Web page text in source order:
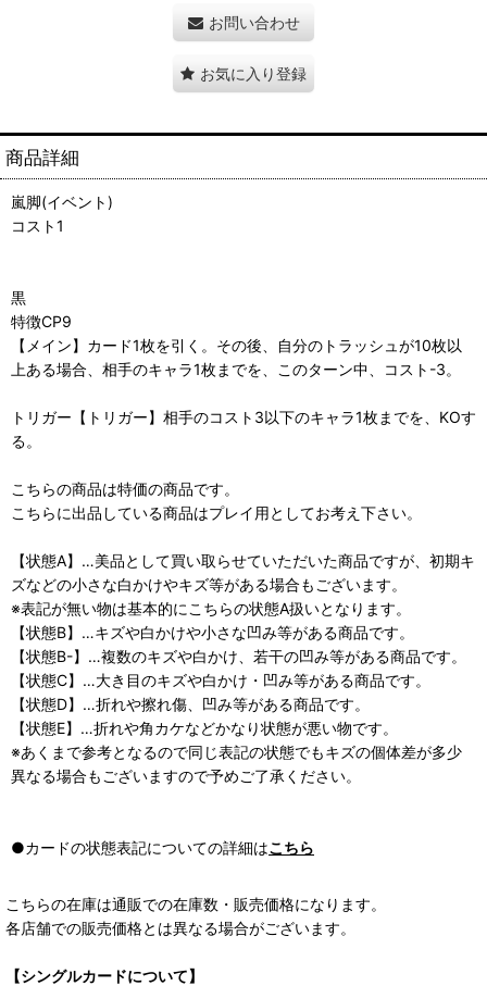
お問い合わせ
お気に入り登録
商品詳細
嵐脚(イベント)
コスト1
黒
特徴CP9
【メイン】カード1枚を引く。その後、自分のトラッシュが10枚以
上ある場合、相手のキャラ1枚までを、このターン中、コスト-3。
トリガー【トリガー】相手のコスト3以下のキャラ1枚までを、KOす
る。
こちらの商品は特価の商品です。
こちらに出品している商品はプレイ用としてお考え下さい。
【状態A】…美品として買い取らせていただいた商品ですが、初期キ
ズなどの小さな白かけやキズ等がある場合もございます。
※表記が無い物は基本的にこちらの状態A扱いとなります。
【状態B】…キズや白かけや小さな凹み等がある商品です。
【状態B-】…複数のキズや白かけ、若干の凹み等がある商品です。
【状態C】…大き目のキズや白かけ・凹み等がある商品です。
【状態D】…折れや擦れ傷、凹み等がある商品です。
【状態E】…折れや角カケなどかなり状態が悪い物です。
※あくまで参考となるので同じ表記の状態でもキズの個体差が多少
異なる場合もございますので予めご了承ください。
●カードの状態表記についての詳細はこちら
こちらの在庫は通販での在庫数・販売価格になります。
各店舗での販売価格とは異なる場合がございます。
【シングルカードについて】